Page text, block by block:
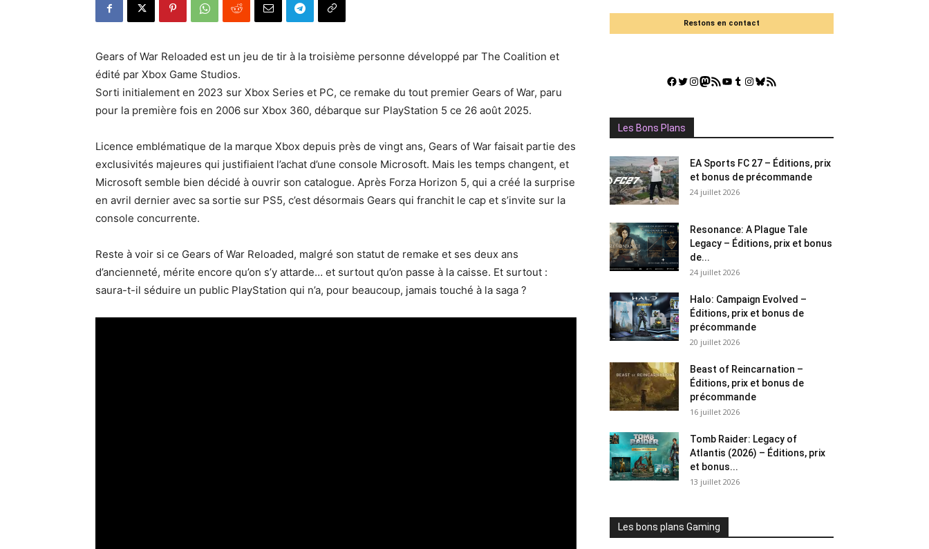
Gears of War Reloaded est un jeu de tir à la troisième personne développé par The Coalition et
édité par Xbox Game Studios.
Sorti initialement en 2023 sur Xbox Series et PC, ce remake du tout premier Gears of War, paru
pour la première fois en 2006 sur Xbox 360, débarque sur PlayStation 5 ce 26 août 2025.
Licence emblématique de la marque Xbox depuis près de vingt ans, Gears of War faisait partie des
exclusivités majeures qui justifiaient l’achat d’une console Microsoft. Mais les temps changent, et
Microsoft semble bien décidé à ouvrir son catalogue. Après Forza Horizon 5, qui a créé la surprise
en avril dernier avec sa sortie sur PS5, c’est désormais Gears qui franchit le cap et s’invite sur la
console concurrente.
Reste à voir si ce Gears of War Reloaded, malgré son statut de remake et ses deux ans
d’ancienneté, mérite encore qu’on s’y attarde… et surtout qu’on passe à la caisse. Et surtout :
saura-t-il séduire un public PlayStation qui n’a, pour beaucoup, jamais touché à la saga ?
Restons en contact
Facebook
Twitter
Instagram
Mastodon
Flux RSSYouTube
Tumblr
Instagram
Bluesky
GestGame
Les Bons Plans
EA Sports FC 27 – Éditions, prix
et bonus de précommande
24 juillet 2026
Resonance: A Plague Tale
Legacy – Éditions, prix et bonus
de...
24 juillet 2026
Halo: Campaign Evolved –
Éditions, prix et bonus de
précommande
20 juillet 2026
Beast of Reincarnation –
Éditions, prix et bonus de
précommande
16 juillet 2026
Tomb Raider: Legacy of
Atlantis (2026) – Éditions, prix
et bonus...
13 juillet 2026
Les bons plans Gaming